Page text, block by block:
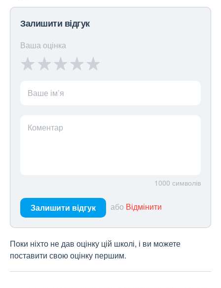
Залишити відгук
Ваша оцінка
Ваше ім’я
Коментар
1000 символів
Залишити відгук або Відмінити
Поки ніхто не дав оцінку цій школі, і ви можете
поставити свою оцінку першим.